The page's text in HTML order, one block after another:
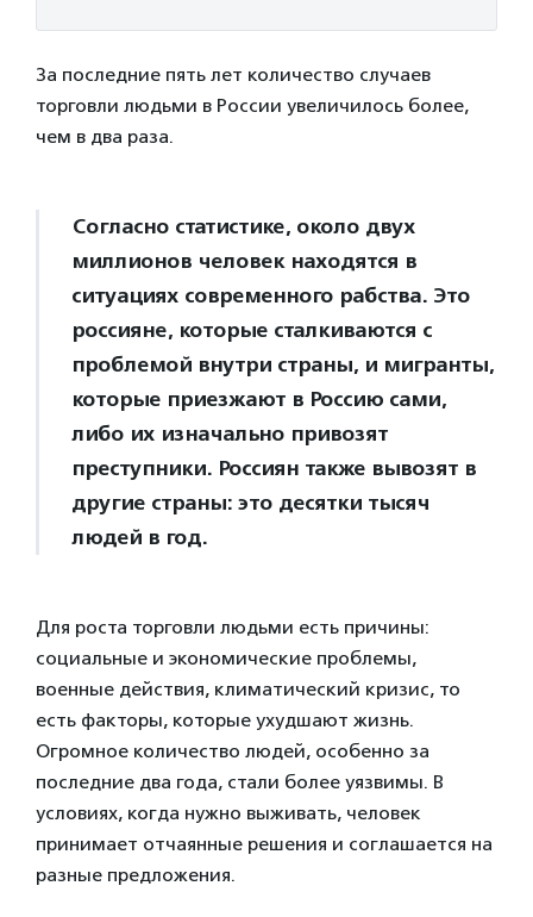
За последние пять лет количество случаев
торговли людьми в России увеличилось более,
чем в два раза.
Согласно статистике, около двух
миллионов человек находятся в
ситуациях современного рабства. Это
россияне, которые сталкиваются с
проблемой внутри страны, и мигранты,
которые приезжают в Россию сами,
либо их изначально привозят
преступники. Россиян также вывозят в
другие страны: это десятки тысяч
людей в год.
Для роста торговли людьми есть причины:
социальные и экономические проблемы,
военные действия, климатический кризис, то
есть факторы, которые ухудшают жизнь.
Огромное количество людей, особенно за
последние два года, стали более уязвимы. В
условиях, когда нужно выживать, человек
принимает отчаянные решения и соглашается на
разные предложения.